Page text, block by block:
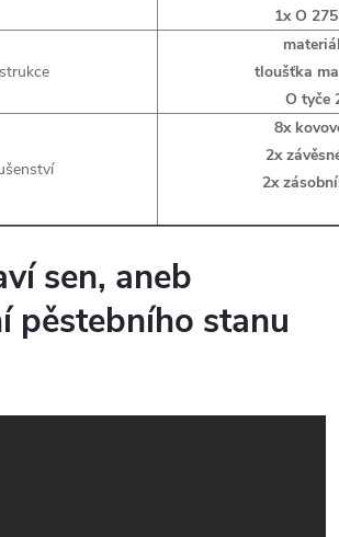
1x O
tloušťka
O tyče
8x
2x
2x
sen, aneb
pěstebního stanu